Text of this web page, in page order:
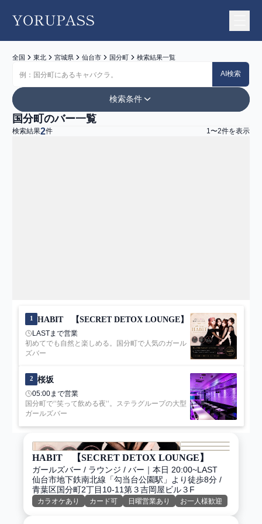
YORUPASS
全国 東北 宮城県 仙台市 国分町 検索結果一覧
AI検索
検索条件
エリア
予算
来店日
こだわり
カラオケあり
カード可
二次会・団体歓迎
リーズナブル
高級店・VIPルームあり
コスプレ・バニーガール
熟女・姉世代
国分町のバー一覧
検索結果2件 1 〜2件を表示
1 HABIT 【SECRET DETOX LOUNGE】
LASTまで営業
初めてでも自然と楽しめる。国分町で人気のガール
ズバー
2 桜坂
05:00まで営業
国分町で‘‘笑って飲める夜‘‘。ステラグループの大型
ガールズバー
HABIT 【SECRET DETOX LOUNGE】
ガールズバー / ラウンジ / バー ｜ 本日 20:00~LAST
仙台市地下鉄南北線「勾当台公園駅」より徒歩8分 /
青葉区国分町2丁目10-11第３吉岡屋ビル３F
カラオケあり カード可 日曜営業あり お一人様歓迎